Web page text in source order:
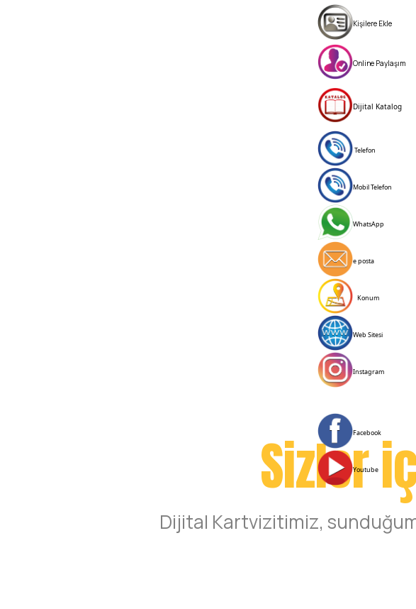
Sizler
Dijital Kartvizitimiz,
Kişilere Ekle
Online Paylaşım
Dijital Katalog
Telefon
Mobil Telefon
WhatsApp
e posta
Konum
Web Sitesi
Instagram
Facebook
Youtube